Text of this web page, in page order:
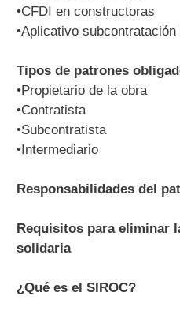
•CFDI en constructoras
•Aplicativo subcontratación
Tipos de patrones
•Propietario de la obra
•Contratista
•Subcontratista
•Intermediario
Responsabilidades del
Requisitos para eliminar
solidaria
¿Qué es el SIROC?